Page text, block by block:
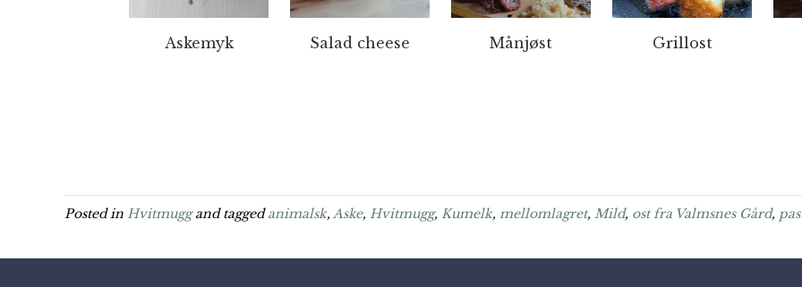
Askemyk Salad cheese Månjøst Grillost
Posted in Hvitmuggand taggedanimalsk, Aske, Hvitmugg, Kumelk, mellomlagret, Mild, ost fra Valmsnes Gård,